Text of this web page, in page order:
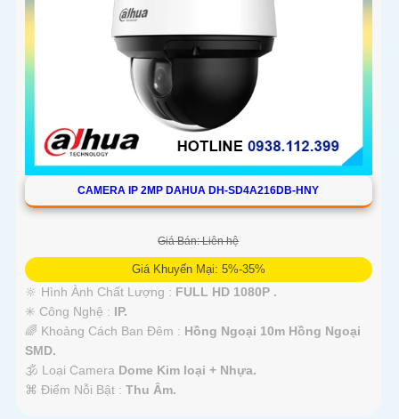
CAMERA IP 2MP DAHUA DH-SD4A216DB-HNY
Giá Bán: Liên hệ
Giá Khuyến Mại: 5%-35%
🔆 Hình Ành Chất Lượng : FULL HD 1080P .
✳️ Công Nghệ : IP.
🌈 Khoảng Cách Ban Đêm : Hồng Ngoại 10m Hồng Ngoại
SMD.
🕉️ Loại Camera Dome Kim loại + Nhựa.
️⌘ Điểm Nỗi Bật : Thu Âm.